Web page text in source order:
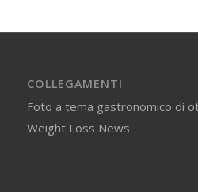
COLLEGAMENTI
Foto a tema gastronomico di
Weight Loss News